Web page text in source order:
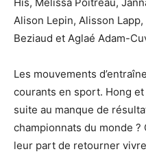
Alison Lepin, Alisson
Beziaud et Aglaé Adam-
Les mouvements
courants en sport. Hong
suite au manque de
championnats du monde
leur part de retourner